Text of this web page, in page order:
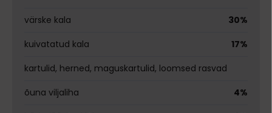
värske kala
30%
kuivatatud kala
17%
kartulid, herned, maguskartulid, loomsed rasvad
õuna viljaliha
4%